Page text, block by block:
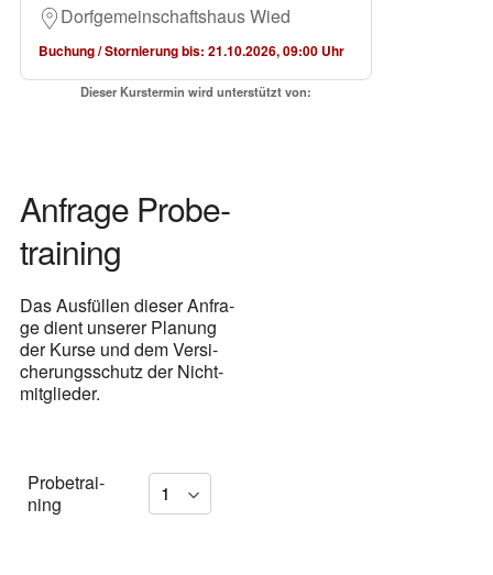
Dorf­ge­mein­schafts­haus Wied
Buchung / Stor­nie­rung bis: 21.10.2026, 09:00 Uhr
Die­ser Kurs­ter­min wird unter­stützt von:
Anfra­ge Pro­be­
trai­ning
Das Aus­fül­len die­ser Anfra­
ge dient unse­rer Pla­nung
der Kur­se und dem Ver­si­
che­rungs­schutz der Nicht­
mit­glie­der.
Pro­be­trai­
ning